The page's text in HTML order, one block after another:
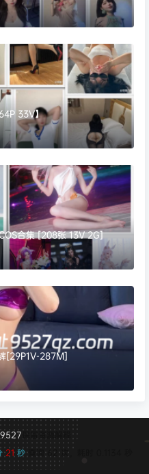
33V】
合集 [208张 13V 2G]
[29P1V-287M]
9527 保留资源解释
21秒 查询 62 次，耗时 0.1134 秒